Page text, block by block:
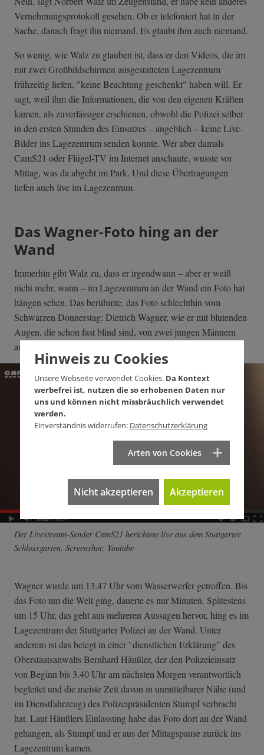
Vernehmungsprotokoll gesehen. Ob er telefoniert hat in der
Sache, danach fragt ihn niemand. Es glaubt ihm auch niemand.
So wenig, wie Walz zu glauben ist, dass er den Videos, die im
mit zwei Großbildschirmen ausgestatteten Lagezentrum
frühzeitig liefen, "keine Beachtung geschenkt" haben will. Er
sagt, weil ihm die Informationen, die von den eigenen Kräften
kamen, als zuverlässiger erschienen, obwohl die Polizei selber
in den ersten Stunden des Einsatzes – angeblich – keine Live-
Bilder ins Lagezentrum senden konnte. Wer aber damals
CamS21 oder Flügel-TV im Internet anschaute, wusste vor
Mittag, was da abgeht im Park. Und diese Übertragungen
liefen auch live im Lagezentrum.
Das Wagner-Foto hing an der
Wand
Immerhin gibt Walz zu, dass er irgendwann – aber er weiß
nicht mehr, wann – im Lagezentrum an der Wand ein Foto hat
hängen sehen. Das berühmte, das Foto schlechthin vom
Schwarzen Donnerstag: Dietrich Wagner, wie er mit blutenden
Augen, die schon fast blind sind, von zwei jungen Männern
aus dem Park geführt wird.
Der Livestream-Sender CamS21 berichtete live aus dem Stuttgarter
Schlossgarten. Screenshot: Youtube
Wagner wurde um 13.47 Uhr vom Wasserwerfer getroffen. Bis
das Foto um die Welt ging, dauerte es nur Minuten. Spätestens
um 15 Uhr, das geht aus mehreren Aussagen hervor, hing es im
Lagezentrum der Stuttgarter Polizei an der Wand. Unter
anderem ist das belegt in einer "dienstlichen Erklärung" des
Oberstaatsanwalts Bernhard Häußler, der den Polizeieinsatz
von Beginn bis 3.40 Uhr am nächsten Morgen verantwortlich
begleitet und die meiste Zeit davon in unmittelbarer Nähe (und
im Dienstfahrzeug) des Polizeipräsidenten Stumpf verbracht
hat. Laut Häußlers Einlassung habe das Foto dort an der Wand
gehangen, als Stumpf und er aus der Mittagspause zurück ins
Lagezentrum kamen.
Hinweis zu Cookies
Unsere Webseite verwendet Cookies. Da Kontext
werbefrei ist, nutzen die so erhobenen Daten nur
uns und können nicht missbräuchlich verwendet
werden.
Einverständnis widerrufen: Datenschutzerklärung
Arten von Cookies
Nicht akzeptieren Akzeptieren